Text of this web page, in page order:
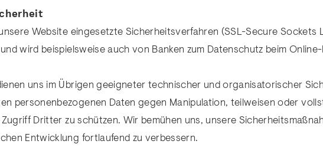
Website eingesetzte Sicherheitsverfahren (SSL-Secure Sockets
wird beispielsweise auch von Banken zum Datenschutz beim
uns im Übrigen geeigneter technischer und organisatorischer
personenbezogenen Daten gegen Manipulation, teilweisen oder
Dritter zu schützen. Wir bemühen uns, unsere
Entwicklung fortlaufend zu verbessern.